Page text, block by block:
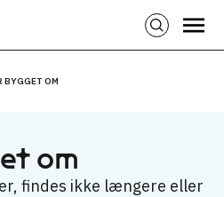
BYGGET OM
om
findes ikke længere eller